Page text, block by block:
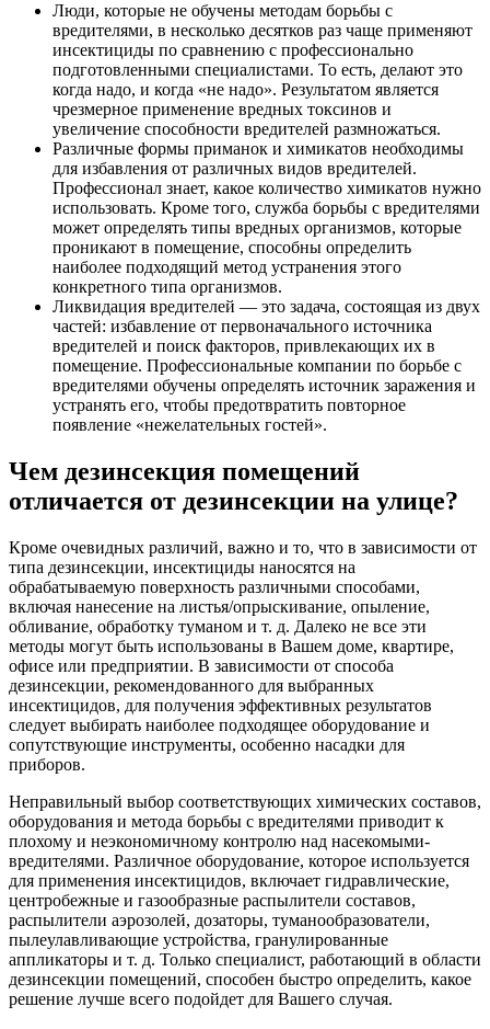
Люди, которые не обучены методам борьбы с
вредителями, в несколько десятков раз чаще применяют
инсектициды по сравнению с профессионально
подготовленными специалистами. То есть, делают это
когда надо, и когда «не надо». Результатом является
чрезмерное применение вредных токсинов и
увеличение способности вредителей размножаться.
Различные формы приманок и химикатов необходимы
для избавления от различных видов вредителей.
Профессионал знает, какое количество химикатов нужно
использовать. Кроме того, служба борьбы с вредителями
может определять типы вредных организмов, которые
проникают в помещение, способны определить
наиболее подходящий метод устранения этого
конкретного типа организмов.
Ликвидация вредителей — это задача, состоящая из двух
частей: избавление от первоначального источника
вредителей и поиск факторов, привлекающих их в
помещение. Профессиональные компании по борьбе с
вредителями обучены определять источник заражения и
устранять его, чтобы предотвратить повторное
появление «нежелательных гостей».
Чем дезинсекция помещений
отличается от дезинсекции на улице?
Кроме очевидных различий, важно и то, что в зависимости от
типа дезинсекции, инсектициды наносятся на
обрабатываемую поверхность различными способами,
включая нанесение на листья/опрыскивание, опыление,
обливание, обработку туманом и т. д. Далеко не все эти
методы могут быть использованы в Вашем доме, квартире,
офисе или предприятии. В зависимости от способа
дезинсекции, рекомендованного для выбранных
инсектицидов, для получения эффективных результатов
следует выбирать наиболее подходящее оборудование и
сопутствующие инструменты, особенно насадки для
приборов.
Неправильный выбор соответствующих химических составов,
оборудования и метода борьбы с вредителями приводит к
плохому и неэкономичному контролю над насекомыми-
вредителями. Различное оборудование, которое используется
для применения инсектицидов, включает гидравлические,
центробежные и газообразные распылители составов,
распылители аэрозолей, дозаторы, туманообразователи,
пылеулавливающие устройства, гранулированные
аппликаторы и т. д. Только специалист, работающий в области
дезинсекции помещений, способен быстро определить, какое
решение лучше всего подойдет для Вашего случая.